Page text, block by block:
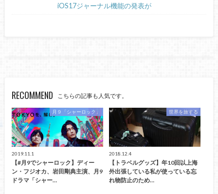
iOS17ジャーナル機能の発表が
RECOMMEND こちらの記事も人気です。
月９「シャーロック」
2019.11.1
【#月9でシャーロック】ディー
ン・フジオカ、岩田剛典主演、月9
ドラマ「シャー…
世界を旅する
2018.12.4
【トラベルグッズ】年10回以上海
外出張している私が使っている忘
れ物防止のため…